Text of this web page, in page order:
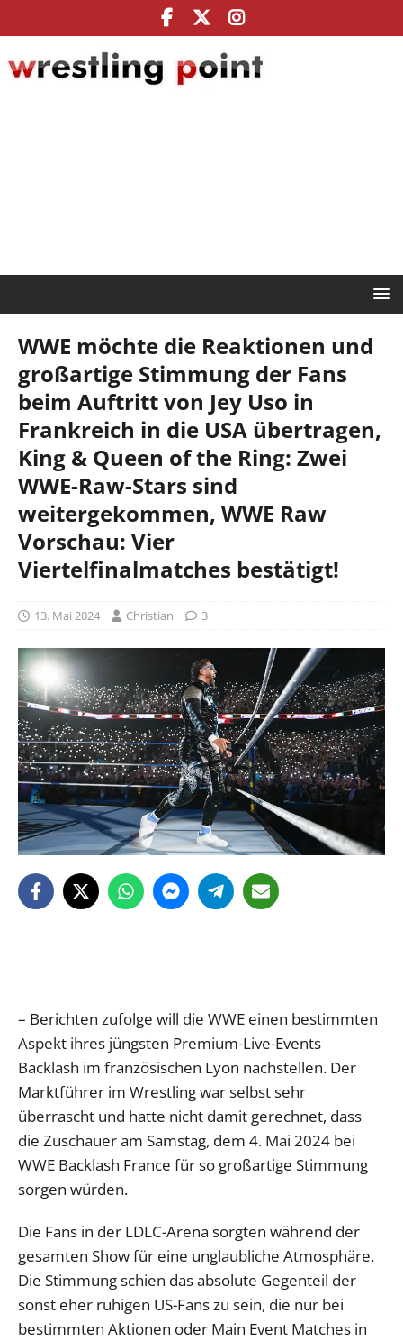
WWE möchte die Reaktionen und
großartige Stimmung der Fans
beim Auftritt von Jey Uso in
Frankreich in die USA übertragen,
King & Queen of the Ring: Zwei
WWE-Raw-Stars sind
weitergekommen, WWE Raw
Vorschau: Vier
Viertelfinalmatches bestätigt!
13. Mai 2024 Christian 3
– Berichten zufolge will die WWE einen bestimmten
Aspekt ihres jüngsten Premium-Live-Events
Backlash im französischen Lyon nachstellen. Der
Marktführer im Wrestling war selbst sehr
überrascht und hatte nicht damit gerechnet, dass
die Zuschauer am Samstag, dem 4. Mai 2024 bei
WWE Backlash France für so großartige Stimmung
sorgen würden.
Die Fans in der LDLC-Arena sorgten während der
gesamten Show für eine unglaubliche Atmosphäre.
Die Stimmung schien das absolute Gegenteil der
sonst eher ruhigen US-Fans zu sein, die nur bei
bestimmten Aktionen oder Main Event Matches in